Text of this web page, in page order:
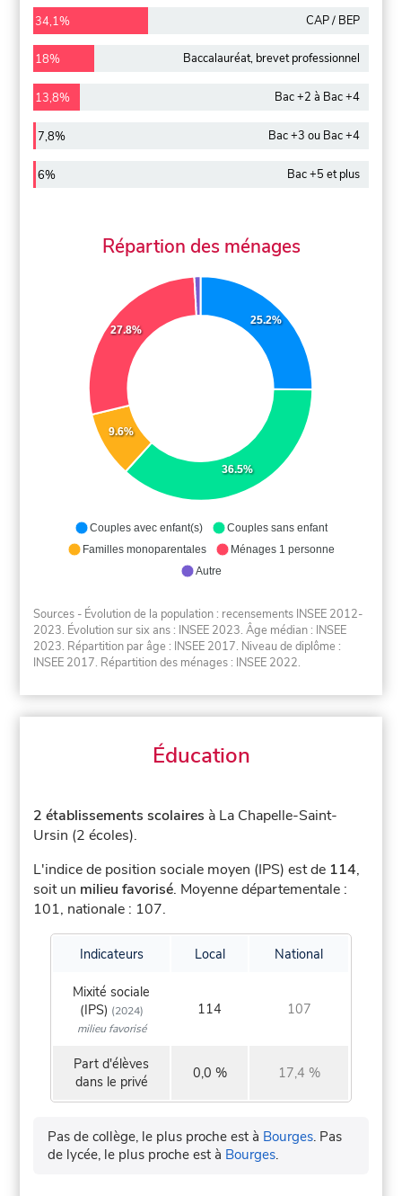
34,1% CAP / BEP
18% Baccalauréat, brevet professionnel
13,8% Bac +2 à Bac +4
7,8% Bac +3 ou Bac +4
6% Bac +5 et plus
Répartion des ménages
25.2%
36.5%
9.6%
27.8%
Couples avec enfant(s)
Couples sans enfant
Familles monoparentales
Ménages 1 personne
Autre
Sources - Évolution de la population : recensements INSEE 2012-
2023. Évolution sur six ans : INSEE 2023. Âge médian : INSEE
2023. Répartition par âge : INSEE 2017. Niveau de diplôme :
INSEE 2017. Répartition des ménages : INSEE 2022.
Éducation
2 établissements scolaires à La Chapelle-Saint-
Ursin (2 écoles).
L'indice de position sociale moyen (IPS) est de 114,
soit un milieu favorisé. Moyenne départementale :
101, nationale : 107.
Indicateurs Local National
Mixité sociale
(IPS) (2024)
milieu favorisé
114 107
Part d'élèves
dans le privé
0,0 % 17,4 %
Pas de collège, le plus proche est à Bourges. Pas
de lycée, le plus proche est à Bourges.